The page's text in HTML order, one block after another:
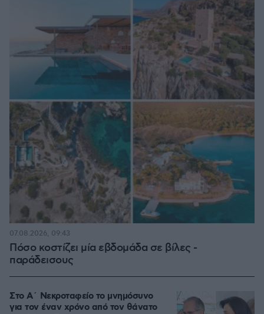
Πόσο κοστίζει μία εβδομάδα σε βίλες -
παράδεισους
07.08.2026, 09:43
Στο Α΄ Νεκροταφείο το μνημόσυνο
για τον έναν χρόνο από τον θάνατο